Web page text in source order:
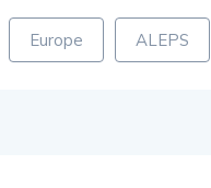
Europe ALEPS